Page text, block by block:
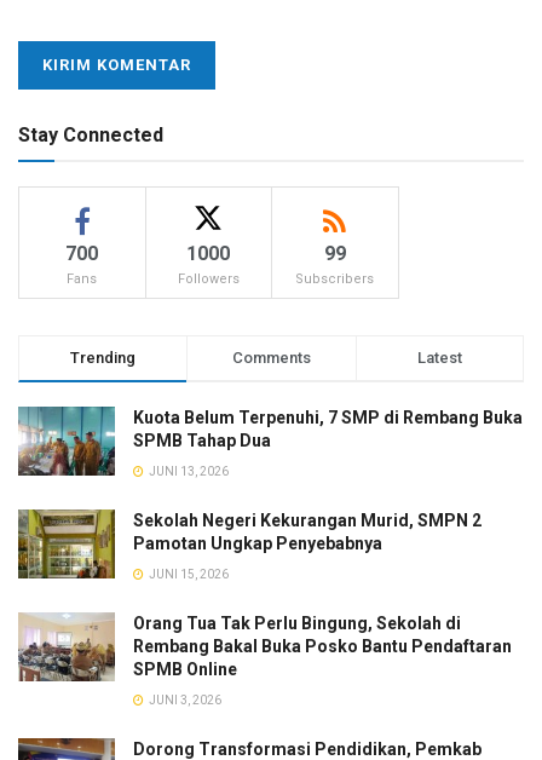
Stay Connected
700
Fans
1000
Followers
99
Subscribers
Trending Comments Latest
Kuota Belum Terpenuhi, 7 SMP di Rembang Buka
SPMB Tahap Dua
JUNI 13, 2026
Sekolah Negeri Kekurangan Murid, SMPN 2
Pamotan Ungkap Penyebabnya
JUNI 15, 2026
Orang Tua Tak Perlu Bingung, Sekolah di
Rembang Bakal Buka Posko Bantu Pendaftaran
SPMB Online
JUNI 3, 2026
Dorong Transformasi Pendidikan, Pemkab